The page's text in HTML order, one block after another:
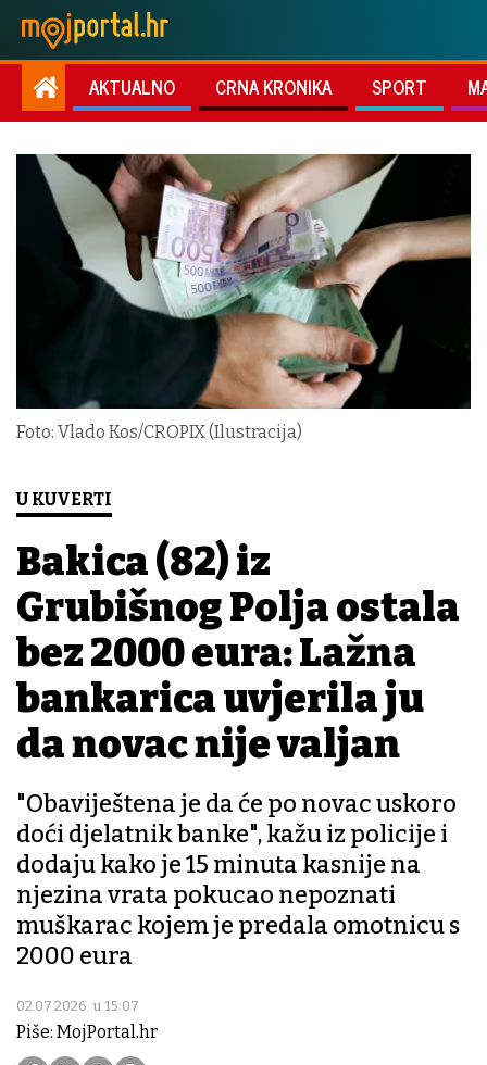
AKTUALNO CRNA KRONIKA SPORT
Foto: Vlado Kos/CROPIX (Ilustracija)
U KUVERTI
Bakica (82) iz
Grubišnog Polja ostala
bez 2000 eura: Lažna
bankarica uvjerila ju
da novac nije valjan
"Obaviještena je da će po novac uskoro
doći djelatnik banke", kažu iz policije i
dodaju kako je 15 minuta kasnije na
njezina vrata pokucao nepoznati
muškarac kojem je predala omotnicu s
2000 eura
02.07.2026. u 15:07
Piše: MojPortal.hr